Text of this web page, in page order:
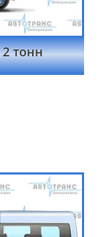
2 тонн